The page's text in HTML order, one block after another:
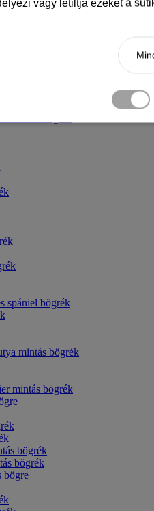
bögrék
mintás bögrék
spániel bögrék
mintás bögrék
mintás bögrék
bögrék
bögrék
bögre
vagy letiltja ezeket a